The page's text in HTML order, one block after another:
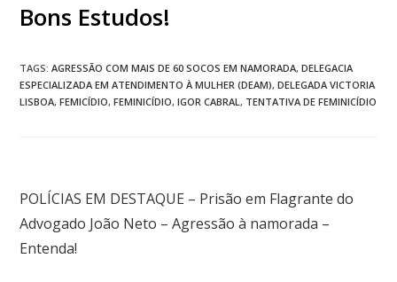
Bons Estudos!
TAGS:AGRESSÃO COM MAIS DE 60 SOCOS EM NAMORADA, DELEGACIA
ESPECIALIZADA EM ATENDIMENTO À MULHER (DEAM), DELEGADA VICTORIA
LISBOA, FEMICÍDIO, FEMINICÍDIO, IGOR CABRAL, TENTATIVA DE FEMINICÍDIO
POLÍCIAS EM DESTAQUE – Prisão em Flagrante do
Advogado João Neto – Agressão à namorada –
Entenda!